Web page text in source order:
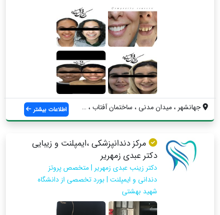
جهانشهر ، ميدان مدنى ، ساختمان آفتاب ، و... اطلاعات بیشتر
مرکز دندانپزشکی ،ایمپلنت و زیبایی
دکتر عبدی زمهریر
دکتر زینب عبدی زمهریر | متخصص پروتز
دندانی و ایمپلنت | بورد تخصصی از دانشگاه
شهید بهشتی